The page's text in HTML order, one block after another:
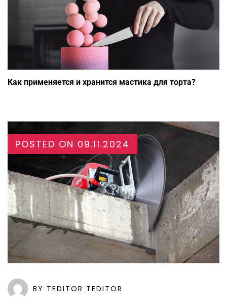
Как применяется и хранится мастика для торта?
POSTED ON 09.11.2024
BY TEDITOR TEDITOR